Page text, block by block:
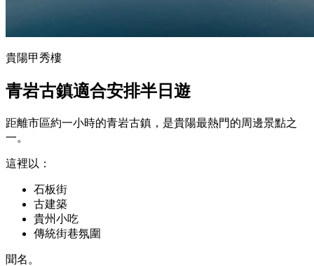
貴陽甲秀樓
青岩古鎮適合安排半日遊
距離市區約一小時的青岩古鎮，是貴陽最熱門的周邊景點之
一。
這裡以：
石板街
古建築
貴州小吃
傳統街巷氛圍
聞名。